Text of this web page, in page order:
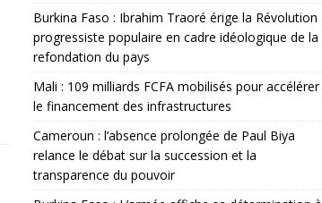
Burkina Faso : Ibrahim Traoré érige la Révolution
progressiste populaire en cadre idéologique de la
refondation du pays
Mali : 109 milliards FCFA mobilisés pour accélérer
le financement des infrastructures
Cameroun : l’absence prolongée de Paul Biya
relance le débat sur la succession et la
transparence du pouvoir